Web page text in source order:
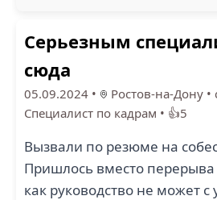
Серьезным
сюда
05.09.2024 • Ростов-на-Дону •
Специалист по кадрам • 👍5
Вызвали по резюме на
Пришлось вместо перерыва
как руководство не может с